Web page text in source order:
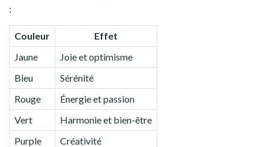
:
Couleur
Effet
Jaune
Joie et optimisme
Bleu
Sérénité
Rouge
Énergie et passion
Vert
Harmonie et bien-être
Purple
Créativité